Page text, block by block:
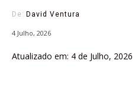
De: David Ventura
4 Julho, 2026
Atualizado em: 4 de Julho, 2026